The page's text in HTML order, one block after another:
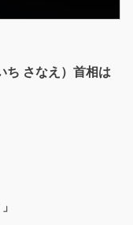
ち さなえ）首相は